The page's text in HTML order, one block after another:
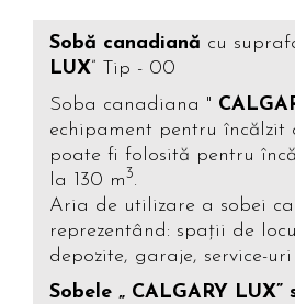
Sobă canadiană cu
LUX” Tip - 00
Soba canadiana "
echipament pentru
poate fi folosită pentru
la 130 m3.
Aria de utilizare a sobei
reprezentând: spații de
depozite, garaje, service-
Sobele „ CALGARY